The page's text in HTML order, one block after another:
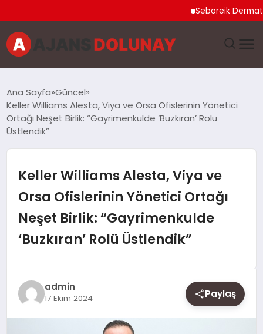
Seboreik Dermatit
EĞITIM
GENEL
GÜNCEL
MAGAZIN
SIYASET
Ana Sayfa Güncel
Keller Williams Alesta, Viya ve Orsa Ofislerinin Yönetici
Ortağı Neşet Birlik: “Gayrimenkulde ‘Buzkıran’ Rolü
Üstlendik”
Keller Williams Alesta, Viya ve
Orsa Ofislerinin Yönetici Ortağı
Neşet Birlik: “Gayrimenkulde
‘Buzkıran’ Rolü Üstlendik”
admin
17 Ekim 2024 Paylaş